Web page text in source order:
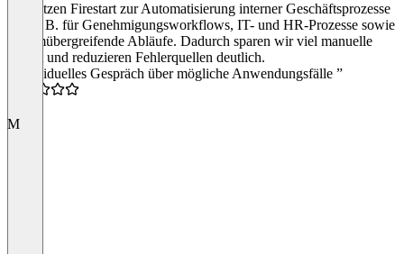
Wir setzen Firestart zur Automatisierung interner Geschäftsprozesse
ein, z. B. für Genehmigungsworkflows, IT- und HR-Prozesse sowie
systemübergreifende Abläufe. Dadurch sparen wir viel manuelle
Arbeit und reduzieren Fehlerquellen deutlich.
“Individuelles Gespräch über mögliche Anwendungsfälle ”
M